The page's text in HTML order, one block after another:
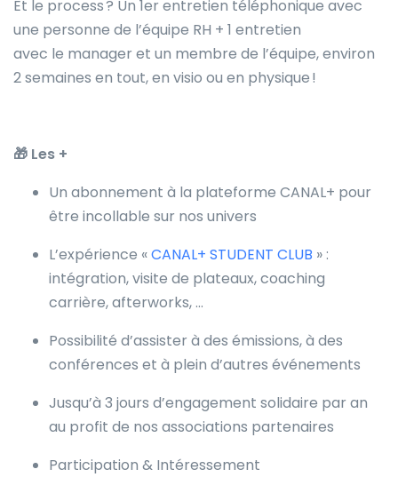
Et le process ? Un 1er entretien téléphonique avec
une personne de l’équipe RH + 1 entretien
avec le manager et un membre de l’équipe, environ
2 semaines en tout, en visio ou en physique !
🎁 Les +
Un abonnement à la plateforme CANAL+ pour
être incollable sur nos univers
L’expérience «CANAL+ STUDENT CLUB » :
intégration, visite de plateaux, coaching
carrière, afterworks, …
Possibilité d’assister à des émissions, à des
conférences et à plein d’autres événements
Jusqu’à 3 jours d’engagement solidaire par an
au profit de nos associations partenaires
Participation & Intéressement